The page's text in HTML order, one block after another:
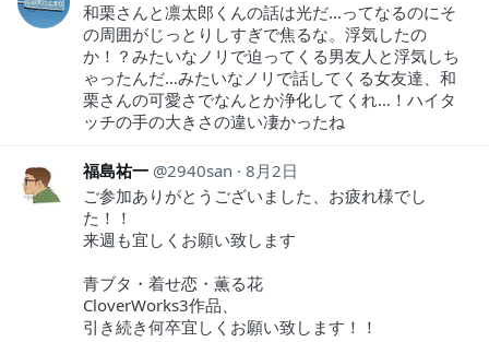
和栗さんと凛太郎くんの話は光だ…ってなるのにそ
の周囲がじっとりしすぎで焦るな。浮気したの
か！？みたいなノリで迫ってくる男友人と浮気しち
ゃったんだ…みたいなノリで話してくる女友達、和
栗さんの可愛さでなんとか浄化してくれ…！ハイタ
ッチの手の大きさの違い凄かったね
福島祐一 2940san
8月2日
ご参加ありがとうございました、お疲れ様でし
た！！
来週も宜しくお願い致します
青ブタ・着せ恋・薫る花
CloverWorks3作品、
引き続き何卒宜しくお願い致します！！